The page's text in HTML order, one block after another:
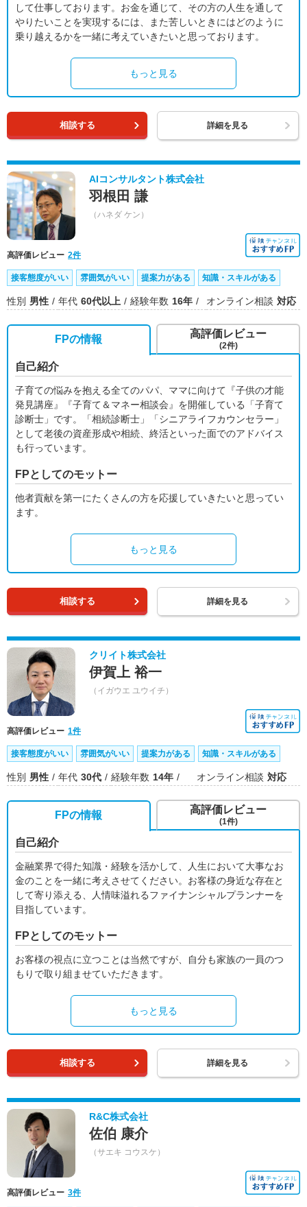
して仕事しております。お金を通じて、その方の人生を通して
やりたいことを実現するには、また苦しいときにはどのように
乗り越えるかを一緒に考えていきたいと思っております。
もっと見る
相談する 詳細を見る
AIコンサルタント株式会社
羽根田 謙
（ハネダ ケン）
高評価レビュー 2件
接客態度がいい 雰囲気がいい 提案力がある 知識・スキルがある
性別 男性 年代 60代以上 経験年数 16年 オンライン相談 対応
FPの情報
自己紹介
子育ての悩みを抱える全てのパパ、ママに向けて『子供の才能
発見講座』『子育て＆マネー相談会』を開催している「子育て
診断士」です。「相続診断士」「シニアライフカウンセラー」
として老後の資産形成や相続、終活といった面でのアドバイス
も行っています。
FPとしてのモットー
他者貢献を第一にたくさんの方を応援していきたいと思ってい
ます。
もっと見る
高評価レビュー
(2件)
相談する 詳細を見る
クリイト株式会社
伊賀上 裕一
（イガウエ ユウイチ）
高評価レビュー 1件
接客態度がいい 雰囲気がいい 提案力がある 知識・スキルがある
性別 男性 年代 30代 経験年数 14年 オンライン相談 対応
FPの情報
自己紹介
金融業界で得た知識・経験を活かして、人生において大事なお
金のことを一緒に考えさせてください。お客様の身近な存在と
して寄り添える、人情味溢れるファイナンシャルプランナーを
目指しています。
FPとしてのモットー
お客様の視点に立つことは当然ですが、自分も家族の一員のつ
もりで取り組ませていただきます。
もっと見る
高評価レビュー
(1件)
相談する 詳細を見る
R&C株式会社
佐伯 康介
（サエキ コウスケ）
高評価レビュー 3件